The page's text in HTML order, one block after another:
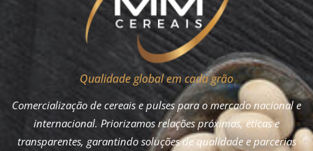
Qualidade global em cada grão
Comercialização de cereais e pulses para o mercado nacional e
internacional. Priorizamos relações próximas, éticas e
transparentes, garantindo soluções de qualidade e parcerias